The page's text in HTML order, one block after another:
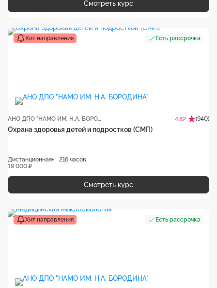
Смотреть курс
Хит направления Есть рассрочка
АНО ДПО "НАМО ИМ. Н.А. БОРОДИНА" 4.82 (940)
Охрана здоровья детей и подростков (СМП)
Дистанционная
216 часов
19 000 ₽
Смотреть курс
Хит направления Есть рассрочка